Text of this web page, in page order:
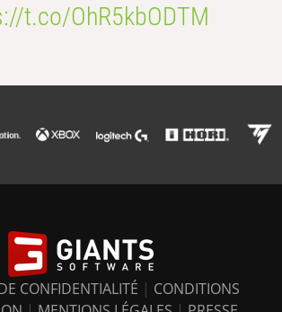
t.co/OhR5kbODTM
CONFIDENTIALITÉ | CONDITIONS